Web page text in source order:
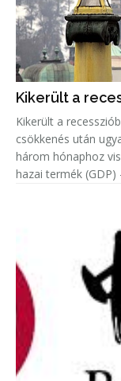
Kikerült a
Kikerült a
csökkenés után
három hónaphoz
hazai termék (GDP)